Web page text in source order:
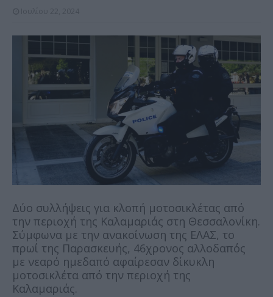
Δύο συλλήψεις για κλοπή μοτοσικλέτας από
την περιοχή της Καλαμαριάς στη Θεσσαλονίκη.
Σύμφωνα με την ανακοίνωση της ΕΛΑΣ, το
πρωί της Παρασκευής, 46χρονος αλλοδαπός
με νεαρό ημεδαπό αφαίρεσαν δίκυκλη
μοτοσικλέτα από την περιοχή της
Καλαμαριάς.